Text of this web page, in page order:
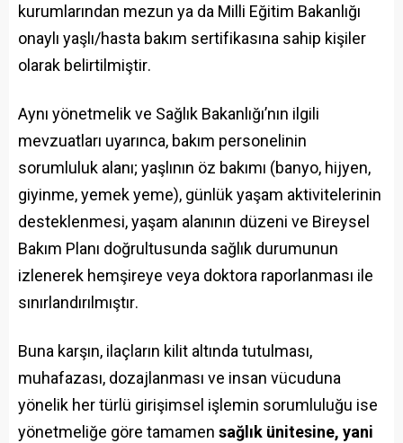
kurumlarından mezun ya da Milli Eğitim Bakanlığı
onaylı yaşlı/hasta bakım sertifikasına sahip kişiler
olarak belirtilmiştir.
Aynı yönetmelik ve Sağlık Bakanlığı’nın ilgili
mevzuatları uyarınca, bakım personelinin
sorumluluk alanı; yaşlının öz bakımı (banyo, hijyen,
giyinme, yemek yeme), günlük yaşam aktivitelerinin
desteklenmesi, yaşam alanının düzeni ve Bireysel
Bakım Planı doğrultusunda sağlık durumunun
izlenerek hemşireye veya doktora raporlanması ile
sınırlandırılmıştır.
Buna karşın, ilaçların kilit altında tutulması,
muhafazası, dozajlanması ve insan vücuduna
yönelik her türlü girişimsel işlemin sorumluluğu ise
yönetmeliğe göre tamamen sağlık ünitesine, yani